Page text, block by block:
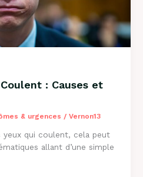
: Causes et
& urgences / Vernon13
qui coulent, cela peut
allant d’une simple